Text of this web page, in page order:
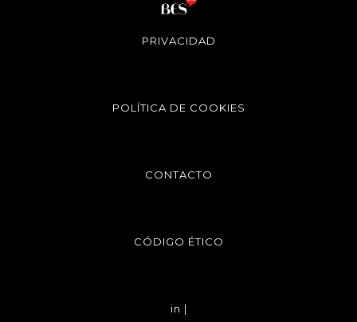
PRIVACIDAD
POLÍTICA DE COOKIES
CONTACTO
CÓDIGO ÉTICO
in |